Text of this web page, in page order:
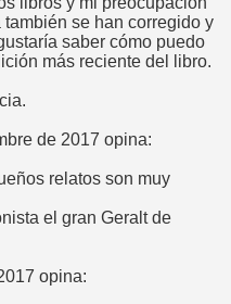
se han corregido y
saber cómo puedo
más reciente del libro.
de 2017 opina:
relatos son muy
el gran Geralt de
opina: